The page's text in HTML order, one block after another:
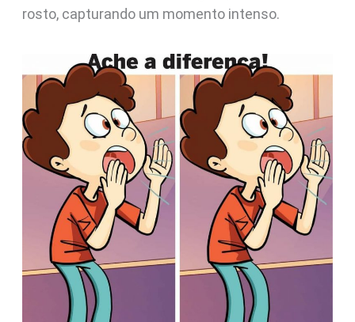
rosto, capturando um momento intenso.